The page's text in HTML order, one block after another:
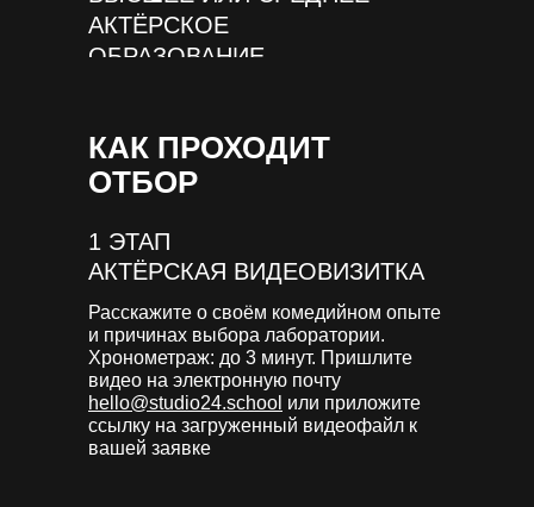
АКТЁРСКОЕ
ОБРАЗОВАНИЕ
КАК ПРОХОДИТ
ОТБОР
1 ЭТАП
АКТЁРСКАЯ ВИДЕОВИЗИТКА
Расскажите о своём комедийном опыте
и причинах выбора лаборатории.
Хронометраж: до 3 минут. Пришлите
видео на электронную почту
hello@studio24.school или приложите
ссылку на загруженный видеофайл к
вашей заявке